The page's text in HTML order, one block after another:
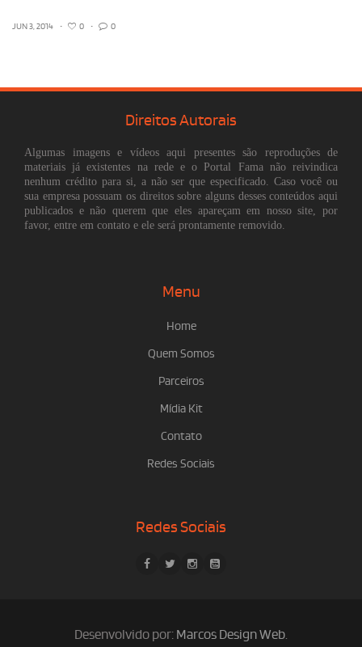
JUN 3, 2014 • 0 • 0
Direitos Autorais
Algumas imagens e vídeos aqui presentes são reproduções de
materiais já existentes na rede e o Portal Fama não reivindica
nenhum crédito para si, a não ser que especificado. Caso você ou
sua empresa possuam os direitos sobre alguns desses conteúdos aqui
publicados e não querem que eles apareçam em nosso site, por
favor, entre em contato e ele será prontamente removido.
Menu
Home
Quem Somos
Parceiros
Mídia Kit
Contato
Redes Sociais
Redes Sociais
Desenvolvido por: Marcos Design Web.